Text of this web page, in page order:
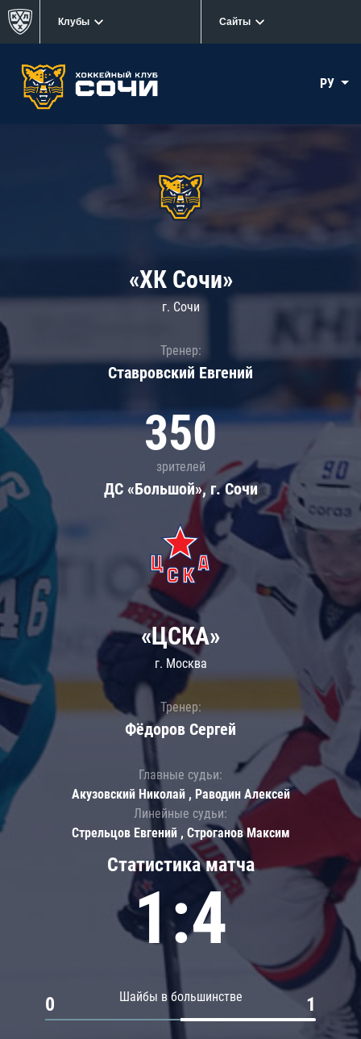
Клубы Сайты
РУ
«ХК Сочи»
г. Сочи
Тренер:
Ставровский Евгений
350
зрителей
ДС «Большой», г. Сочи
Статистика матча
1:4
Шайбы в большинстве
0 1
«ЦСКА»
г. Москва
Тренер:
Фёдоров Сергей
Главные судьи:
Акузовский Николай , Раводин Алексей
Линейные судьи:
Стрельцов Евгений , Строганов Максим